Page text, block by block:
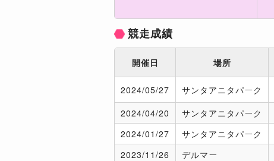
競走成績
開催日 場所
2024/05/27 サンタアニタパーク
2024/04/20 サンタアニタパーク
2024/01/27 サンタアニタパーク
2023/11/26 デルマー